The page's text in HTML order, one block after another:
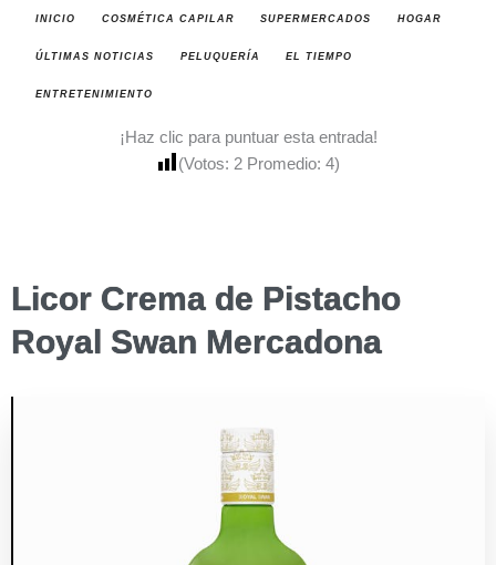
INICIO COSMÉTICA CAPILAR SUPERMERCADOS HOGAR
ÚLTIMAS NOTICIAS PELUQUERÍA EL TIEMPO
ENTRETENIMIENTO
¡Haz clic para puntuar esta entrada!
(Votos: 2 Promedio: 4)
Licor Crema de Pistacho
Royal Swan Mercadona